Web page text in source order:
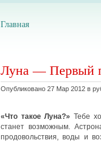
Главная
Луна — Первый
Опубликовано 27 Мар 2012 в
«Что такое Луна?» Тебе
станет возможным.
продоволь­ствия, воды и